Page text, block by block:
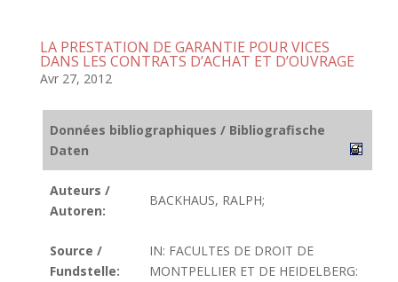
LA PRESTATION DE GARANTIE POUR VICES
DANS LES CONTRATS D’ACHAT ET D’OUVRAGE
Avr 27, 2012
Données bibliographiques / Bibliografische
Daten
Auteurs /
Autoren:
BACKHAUS, RALPH;
Source /
Fundstelle:
IN: FACULTES DE DROIT DE
MONTPELLIER ET DE HEIDELBERG: